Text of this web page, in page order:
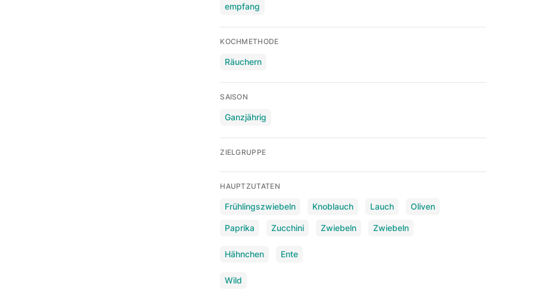
empfang
KOCHMETHODE
Räuchern
SAISON
Ganzjährig
ZIELGRUPPE
HAUPTZUTATEN
Frühlingszwiebeln Knoblauch Lauch Oliven
Paprika Zucchini Zwiebeln Zwiebeln
Hähnchen Ente
Wild